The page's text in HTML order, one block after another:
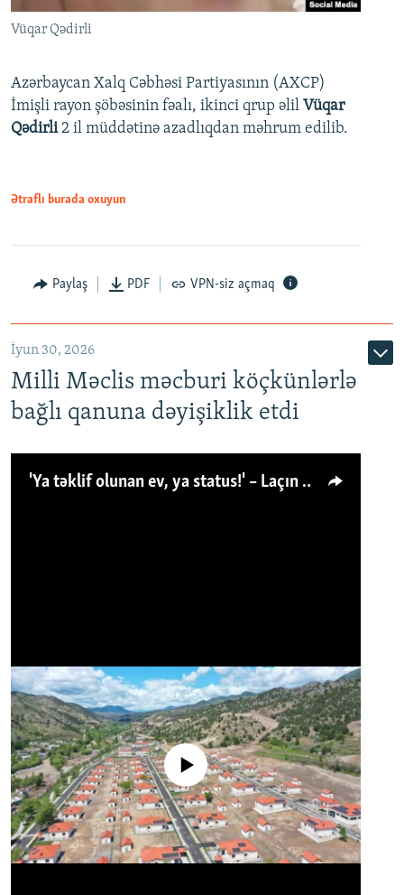
Vüqar Qədirli
Azərbaycan Xalq Cəbhəsi Partiyasının (AXCP)
İmişli rayon şöbəsinin fəalı, ikinci qrup əlil Vüqar
Qədirli2 il müddətinə azadlıqdan məhrum edilib.
Ətraflı burada oxuyun
Paylaş PDF VPN-siz açmaq
İyun 30, 2026
Milli Məclis məcburi köçkünlərlə
bağlı qanuna dəyişiklik etdi
'Ya təklif olunan ev, ya status!' – Laçın köçkünü: 'Laçından başqa heç hara!'
No media source currently available